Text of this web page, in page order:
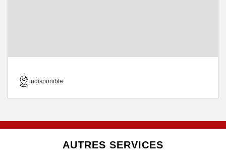
indisponible
AUTRES SERVICES